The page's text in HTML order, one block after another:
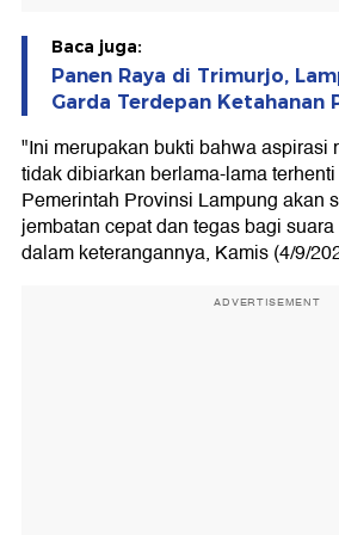
Baca juga:
Panen Raya di Trimurjo,
Garda Terdepan Ketahanan
"Ini merupakan bukti bahwa aspirasi
tidak dibiarkan berlama-lama
Pemerintah Provinsi Lampung akan
jembatan cepat dan tegas bagi
dalam keterangannya, Kamis (4/9/
ADVERTISEMENT